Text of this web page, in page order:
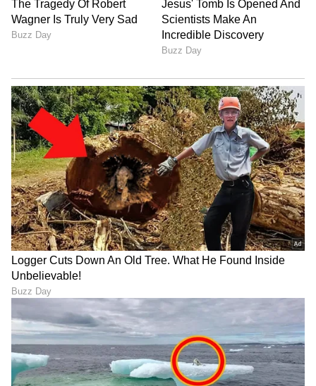
7
Image Credit :ChatGPT
14 ಲಕ್ಷ ಕೋಟಿ ರೂ. ವೆಚ್ಚದಲ್ಲಿ ಎಐಗೆ ಸಿಂಹಪಾಲು!
2026ರೊಳಗೆ ಮೆಟಾ ಮಾಡಲಿರುವ ಭಾರಿ ಹೂಡಿಕೆಯಲ್ಲಿ
ಹೆಚ್ಚಿನ ಮೊತ್ತವನ್ನು ಎಐ ಅಭಿವೃದ್ಧಿಗೆ ಮೀಸಲಿಡಲಾಗಿದೆ.
ಭವಿಷ್ಯದ ಟೆಕ್‌ ಯುದ್ಧದಲ್ಲಿ ಮುನ್ನಡೆಯಲು ಕಂಪನಿ ಬೃಹತ್‌
ಯೋಜನೆ ರೂಪಿಸಿದೆ.
7
7